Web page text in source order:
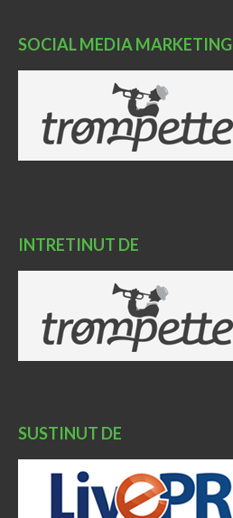
SOCIAL MEDIA MARKETING
INTRETINUT DE
SUSTINUT DE